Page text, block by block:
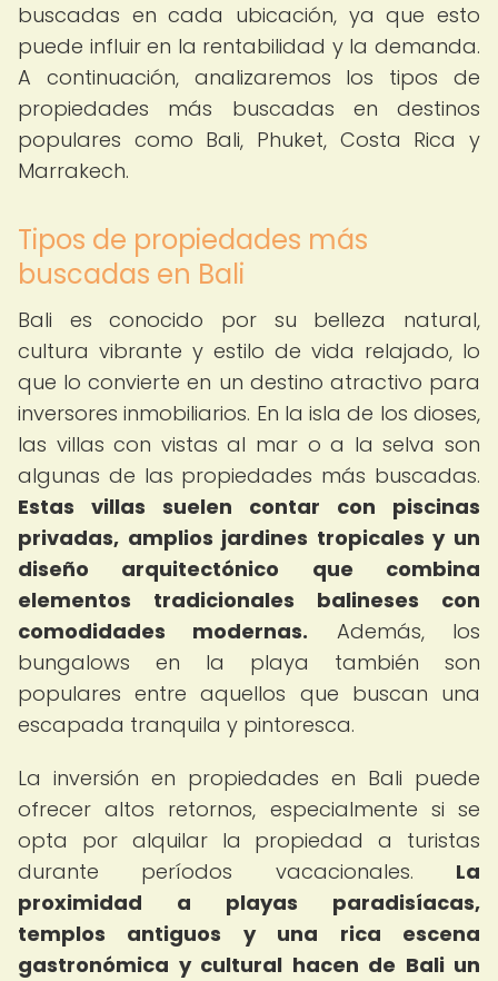
buscadas en cada ubicación, ya que esto
puede influir en la rentabilidad y la demanda.
A continuación, analizaremos los tipos de
propiedades más buscadas en destinos
populares como Bali, Phuket, Costa Rica y
Marrakech.
Tipos de propiedades más
buscadas en Bali
Bali es conocido por su belleza natural,
cultura vibrante y estilo de vida relajado, lo
que lo convierte en un destino atractivo para
inversores inmobiliarios. En la isla de los dioses,
las villas con vistas al mar o a la selva son
algunas de las propiedades más buscadas.
Estas villas suelen contar con piscinas
privadas, amplios jardines tropicales y un
diseño arquitectónico que combina
elementos tradicionales balineses con
comodidades modernas. Además, los
bungalows en la playa también son
populares entre aquellos que buscan una
escapada tranquila y pintoresca.
La inversión en propiedades en Bali puede
ofrecer altos retornos, especialmente si se
opta por alquilar la propiedad a turistas
durante períodos vacacionales. La
proximidad a playas paradisíacas,
templos antiguos y una rica escena
gastronómica y cultural hacen de Bali un